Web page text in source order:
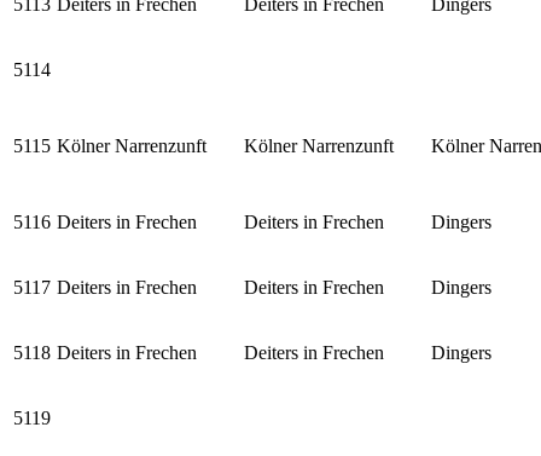
5114
5115 Kölner Narrenzunft Kölner Narrenzunft Kölner
5116 Deiters in Frechen Deiters in Frechen Dingers
5117 Deiters in Frechen Deiters in Frechen Dingers
5118 Deiters in Frechen Deiters in Frechen Dingers
5119